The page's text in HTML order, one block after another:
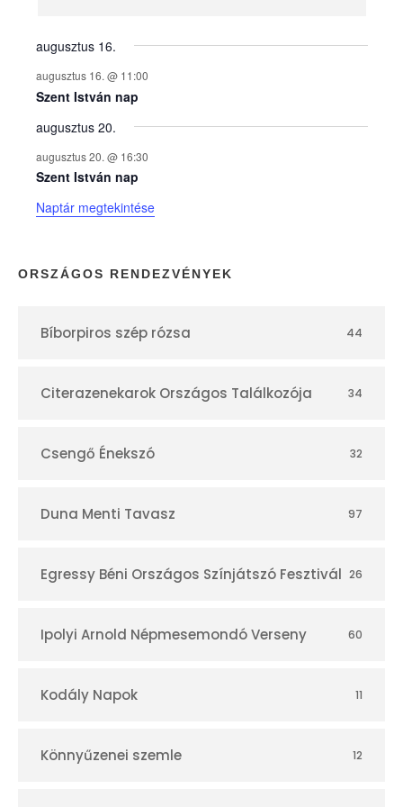
n
y
e
k
n
a
p
r
augusztus 16.
augusztus 16. @ 11:00
Szent István nap
augusztus 20.
augusztus 20. @ 16:30
Szent István nap
Naptár megtekintése
ORSZÁGOS RENDEZVÉNYEK
Bíborpiros szép rózsa 44
Citerazenekarok Országos Találkozója 34
Csengő Énekszó 32
Duna Menti Tavasz 97
Egressy Béni Országos Színjátszó Fesztivál 26
Ipolyi Arnold Népmesemondó Verseny 60
Kodály Napok 11
Könnyűzenei szemle 12